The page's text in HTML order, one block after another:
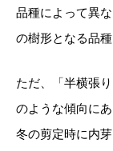
品種によって異
の樹形となる品
ただ、「半横張
のような傾向に
冬の剪定時に内